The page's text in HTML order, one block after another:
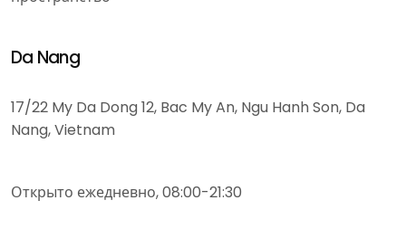
Da Nang
17/22 My Da Dong 12, Bac My An, Ngu Hanh Son, Da
Nang, Vietnam
Открыто ежедневно, 08:00-21:30